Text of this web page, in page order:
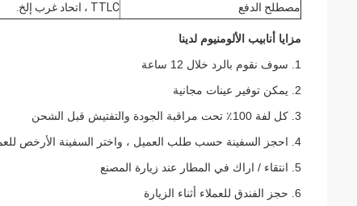
مصطلح الدفع
TTLC ، اتحاد غرب إلخ.
مزايا أنابيب الألومنيوم لدينا
1. سوف نقوم بالرد خلال 12 ساعة
2. يمكن توفير عينات مجانية
3. كل لفة 100٪ تحت مراقبة الجودة والتفتيش قبل الشحن
4. احجز السفينة حسب طلب العميل ، واختر السفينة الأرخص للعملاء
5. انتقاء / اراك في المطار عند زيارة المصنع
6. حجز الفندق للعملاء أثناء الزيارة